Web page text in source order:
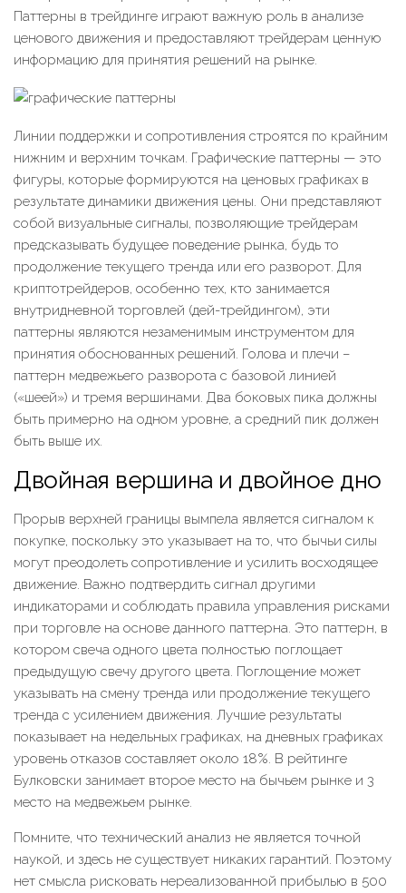
Паттерны в трейдинге играют важную роль в анализе
ценового движения и предоставляют трейдерам ценную
информацию для принятия решений на рынке.
Линии поддержки и сопротивления строятся по крайним
нижним и верхним точкам. Графические паттерны — это
фигуры, которые формируются на ценовых графиках в
результате динамики движения цены. Они представляют
собой визуальные сигналы, позволяющие трейдерам
предсказывать будущее поведение рынка, будь то
продолжение текущего тренда или его разворот. Для
криптотрейдеров, особенно тех, кто занимается
внутридневной торговлей (дей-трейдингом), эти
паттерны являются незаменимым инструментом для
принятия обоснованных решений. Голова и плечи –
паттерн медвежьего разворота с базовой линией
(«шеей») и тремя вершинами. Два боковых пика должны
быть примерно на одном уровне, а средний пик должен
быть выше их.
Двойная вершина и двойное дно
Прорыв верхней границы вымпела является сигналом к
покупке, поскольку это указывает на то, что бычьи силы
могут преодолеть сопротивление и усилить восходящее
движение. Важно подтвердить сигнал другими
индикаторами и соблюдать правила управления рисками
при торговле на основе данного паттерна. Это паттерн, в
котором свеча одного цвета полностью поглощает
предыдущую свечу другого цвета. Поглощение может
указывать на смену тренда или продолжение текущего
тренда с усилением движения. Лучшие результаты
показывает на недельных графиках, на дневных графиках
уровень отказов составляет около 18%. В рейтинге
Булковски занимает второе место на бычьем рынке и 3
место на медвежьем рынке.
Помните, что технический анализ не является точной
наукой, и здесь не существует никаких гарантий. Поэтому
нет смысла рисковать нереализованной прибылью в 500